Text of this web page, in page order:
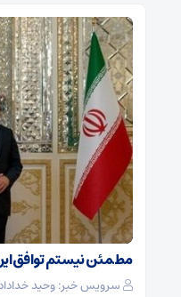
مطمئن نیستم توافق
سرویس خبر: وحید